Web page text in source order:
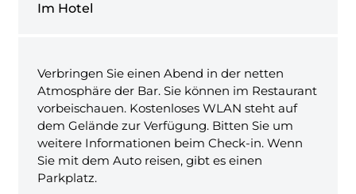
Im Hotel
Verbringen Sie einen Abend in der netten
Atmosphäre der Bar. Sie können im Restaurant
vorbeischauen. Kostenloses WLAN steht auf
dem Gelände zur Verfügung. Bitten Sie um
weitere Informationen beim Check-in. Wenn
Sie mit dem Auto reisen, gibt es einen
Parkplatz.